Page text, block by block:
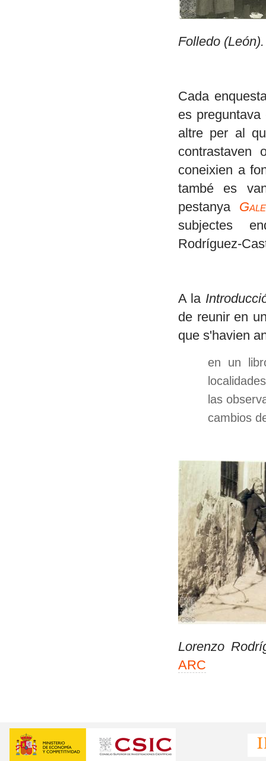
Folledo
Cada
es
altre per al
contrastaven
coneixien a
també es
pestanya
subjectes
Rodríguez-
A la
de reunir en
que s'havien
en un
las
cambios
Lorenzo
ARC